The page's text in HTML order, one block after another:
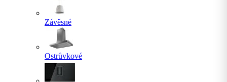
Závěsné
Ostrůvkové